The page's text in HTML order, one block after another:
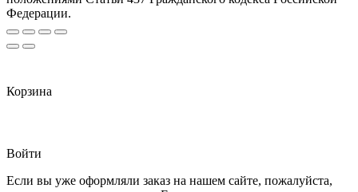
Федерации.
Корзина
Войти
Если вы уже оформляли заказ на нашем сайте, пожалуйста,